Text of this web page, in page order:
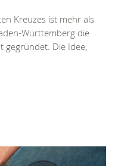
Kreuzes ist mehr als
Württemberg die
gegründet. Die Idee,